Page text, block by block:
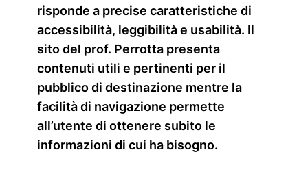
risponde a precise caratteristiche di
accessibilità, leggibilità e usabilità. Il
sito del prof. Perrotta presenta
contenuti utili e pertinenti per il
pubblico di destinazione mentre la
facilità di navigazione permette
all’utente di ottenere subito le
informazioni di cui ha bisogno.